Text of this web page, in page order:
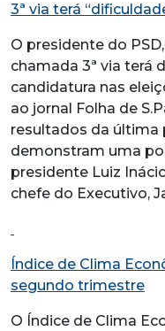
3ª via terá
O presidente do
chamada 3ª via terá
candidatura nas
ao jornal Folha de
resultados da última
demonstram uma
presidente Luiz
chefe do Executivo,
Índice de Clima
segundo trimestre
O Índice de Clima